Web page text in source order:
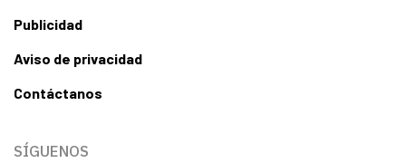
Publicidad
Aviso de privacidad
Contáctanos
SÍGUENOS